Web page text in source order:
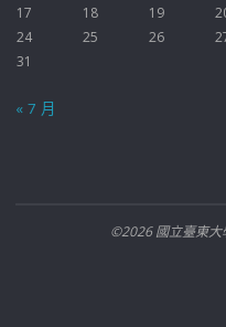
17
18 19
24
25 26
31
« 7 月
©2026 國立臺東大